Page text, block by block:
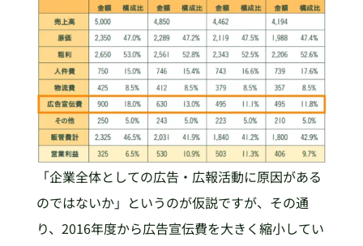
「企業全体としての広告・広報活動に原因がある
のではないか」というのが仮説ですが、その通
り、2016年度から広告宣伝費を大きく縮小してい